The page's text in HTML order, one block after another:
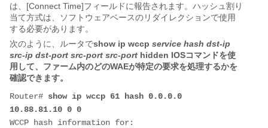
は、[Connect Time]フィールドに報告されます。ハッシュ割り
当て方式は、ソフトウェアベースのリダイレクションで使用
する必要があります。
次のように、ルータでshow ip wccp service hash dst-ip
src-ip dst-port src-port src-port hidden IOSコマンドを使
用して、ファーム内のどのWAEが特定の要求を処理するかを
確認できます。
Router# show ip wccp 61 hash 0.0.0.0
10.88.81.10 0 0
WCCP hash information for: